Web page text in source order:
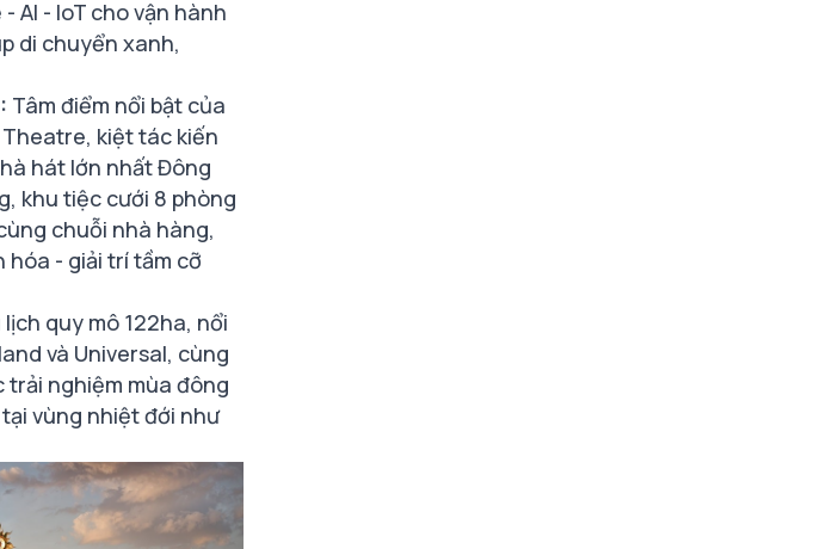
AI - IoT cho vận hành
di chuyển xanh,
Tâm điểm nổi bật của
Theatre, kiệt tác kiến
hát lớn nhất Đông
khu tiệc cưới 8 phòng
chuỗi nhà hàng,
hóa - giải trí tầm cỡ
quy mô 122ha, nổi
và Universal, cùng
trải nghiệm mùa đông
vùng nhiệt đới như